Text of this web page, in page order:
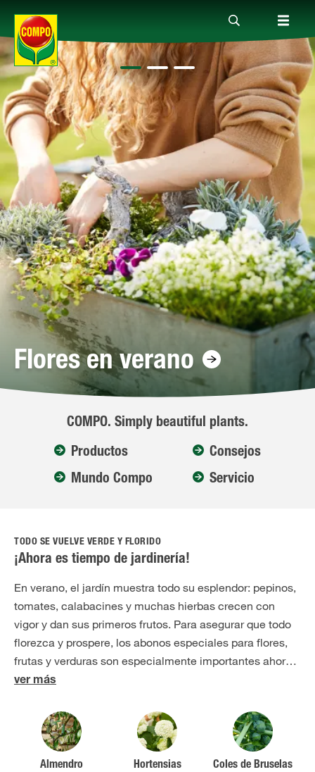
Productos
Consejos
Mundo Compo
Servicio
Quienes somos
Flores en verano
COMPO. Simply beautiful plants.
Productos
Consejos
Mundo Compo
Servicio
TODO SE VUELVE VERDE Y FLORIDO
¡Ahora es tiempo de jardinería!
En verano, el jardín muestra todo su esplendor: pepinos,
tomates, calabacines y muchas hierbas crecen con
vigor y dan sus primeros frutos. Para asegurar que todo
florezca y prospere, los abonos especiales para flores,
frutas y verduras son especialmente importantes ahor…
ver más
Almendro Hortensias Coles de Bruselas